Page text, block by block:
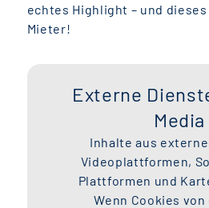
echtes Highlight – und
Mieter!
Externe
Media
Inhalte aus
Videoplattformen,
Plattformen und
Wenn Cookies